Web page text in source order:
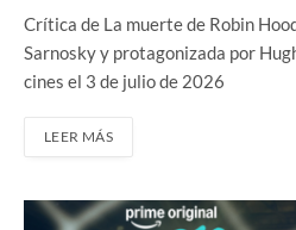
Crítica de La muerte de Robin
Sarnosky y protagonizada por
cines el 3 de julio de 2026
LEER MÁS